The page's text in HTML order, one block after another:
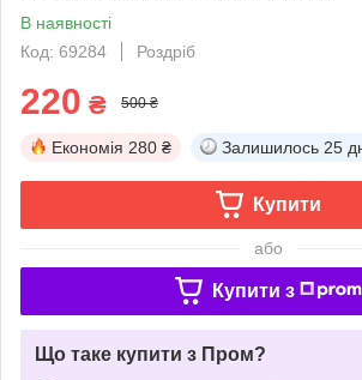
В наявності
Код: 69284
Роздріб
220 ₴ 500 ₴
Економія 280 ₴ Залишилось 25
Купити
або
Купити з
Що таке купити з Пром?